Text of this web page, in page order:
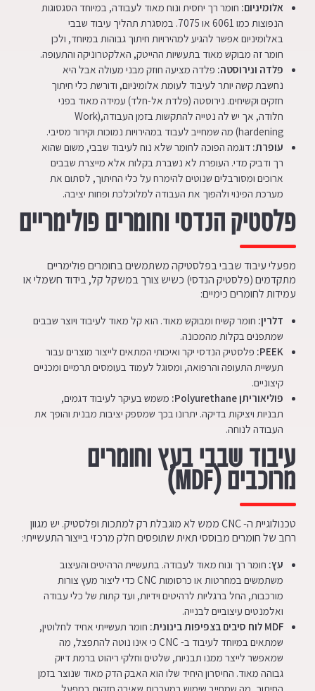
אלומיניום: חומר רך יחסית ונוח מאוד לעבודה, במיוחד הסגסוגות
הנפוצות כמו 6061 או 7075. במסגרת תהליך
עיבוד שבבי
באלומיניום אפשר להגיע למהירויות חיתוך גבוהות במיוחד, ולכן
חומר זה מבוקש מאוד בתעשיות ההייטק, האלקטרוניקה והתעופה.
פלדה ונירוסטה: פלדה מציעה חוזק מבני מעולה אבל היא
נחשבת קשה יותר לעיבוד לעומת אלומיניום, ודורשת כלי חיתוך
חזקים וקשיחים. נירוסטה (פלדת אל-חלד) עמידה מאוד בפני
חלודה, אך יש לה נטייה להתקשות בזמן העבודה,(Work
hardening) מה שמחייב לעבוד במהירויות נמוכות וקירור מסיבי.
עופרת: דוגמה הפוכה לחומר שלא נוח לעיבוד שבבי, משום שהוא
רך ודביק מדי. העופרת לא נשברת בקלות אלא מייצרת שבבים
ארוכים ומסורבלים שנוטים להימרח על כלי החיתוך, לסתום את
מערכת הפינוי ולהפוך את העבודה למלוכלכת ופחות יציבה.
פלסטיק הנדסי וחומרים פולימריים
מפעלי עיבוד שבבי בפלסטיקה משתמשים בחומרים פולימריים
מתקדמים (פלסטיק הנדסי) כשיש צורך במשקל קל, בידוד חשמלי או
עמידות לחומרים כימיים:
דלרין: חומר קשיח ומבוקש מאוד. הוא קל מאוד לעיבוד ויוצר שבבים
שמתפנים בקלות מהמכונה.
PEEK
: פלסטיק הנדסי יקר ואיכותי המתאים לייצור מוצרים עבור
תעשיית התעופה והרפואה, ומסוגל לעמוד בעומסים תרמיים ומכניים
קיצוניים.
פוליאוריתןPolyurethane
: משמש בעיקר לעיבוד דגמים,
תבניות ויציקות בדיקה. יתרונו בכך שמספק יציבות מבנית והופך את
העבודה לנוחה.
עיבוד שבבי בעץ וחומרים
מרוכבים (MDF
)
טכנולוגיית ה- CNC ממש לא מוגבלת רק למתכות ופלסטיק. יש מגוון
רחב של חומרים מבוססי תאית שתופסים חלק מרכזי בייצור התעשייתי:
עץ: חומר רך ונוח מאוד לעבודה. בתעשיית הרהיטים והעיצוב
משתמשים במחרטות או כרסומות CNC כדי ליצור מעץ צורות
מורכבות, החל ברגליות לרהיטים וידיות, ועד קתות של כלי עבודה
ואלמנטים עיצוביים לבנייה.
MDF לוח סיבים בצפיפות בינונית: חומר תעשייתי אחיד לחלוטין,
שמתאים במיוחד לעיבוד ב- CNC כי אינו נוטה להתפצל, מה
שמאפשר לייצר ממנו תבניות, שלטים וחלקי ריהוט ברמת דיוק
גבוהה מאוד. החיסרון היחיד שלו הוא האבק הדק מאוד שנוצר בזמן
החיתוך, מה שמחייב שימוש במערכות שאיבה חזקות במפעל.